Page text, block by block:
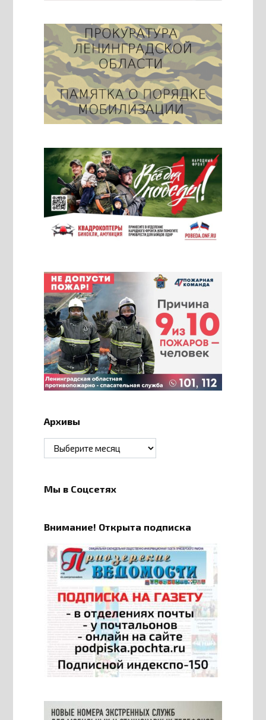
Архивы
Архивы
Мы в Соцсетях
Внимание! Открыта подписка